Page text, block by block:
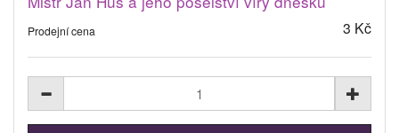
Prodejní cena 3 Kč